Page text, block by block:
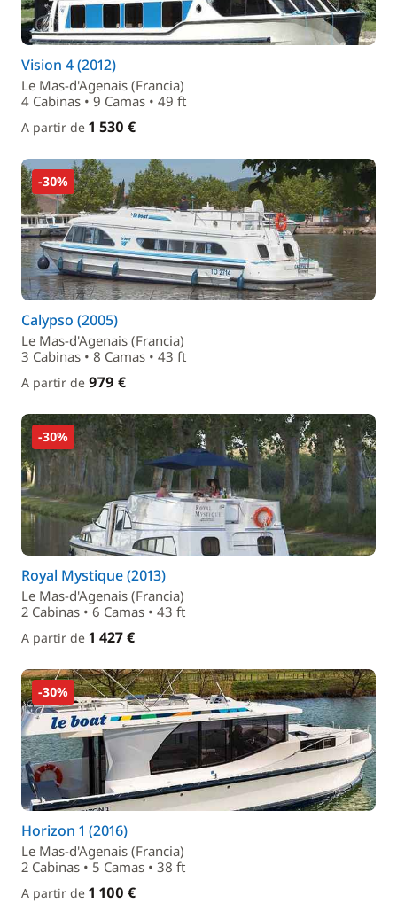
Vision 4 (2012)
Le Mas-d'Agenais (Francia)
4 Cabinas • 9 Camas • 49 ft
A partir de 1 530 €
-30%
Calypso (2005)
Le Mas-d'Agenais (Francia)
3 Cabinas • 8 Camas • 43 ft
A partir de 979 €
-30%
Royal Mystique (2013)
Le Mas-d'Agenais (Francia)
2 Cabinas • 6 Camas • 43 ft
A partir de 1 427 €
-30%
Horizon 1 (2016)
Le Mas-d'Agenais (Francia)
2 Cabinas • 5 Camas • 38 ft
A partir de 1 100 €